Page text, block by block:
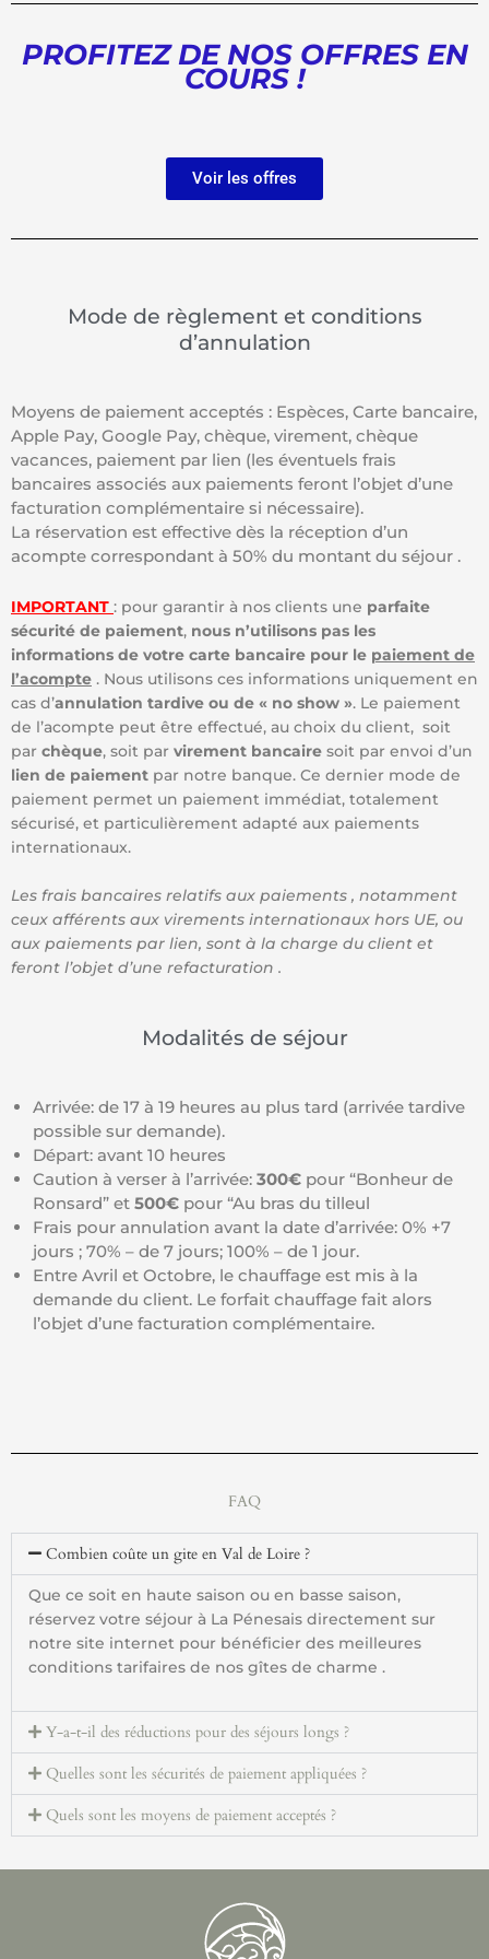
PROFITEZ DE NOS OFFRES EN
COURS !
Voir les offres
Mode de règlement et conditions
d’annulation
Moyens de paiement acceptés : Espèces, Carte bancaire,
Apple Pay, Google Pay, chèque, virement, chèque
vacances, paiement par lien (les éventuels frais
bancaires associés aux paiements feront l’objet d’une
facturation complémentaire si nécessaire).
La réservation est effective dès la réception d’un
acompte correspondant à 50% du montant du séjour .
IMPORTANT : pour garantir à nos clients une parfaite
sécurité de paiement, nous n’utilisons pas les
informations de votre carte bancaire pour le paiement de
l’acompte . Nous utilisons ces informations uniquement en
cas d’annulation tardive ou de « no show ». Le paiement
de l’acompte peut être effectué, au choix du client, soit
par chèque, soit par virement bancaire soit par envoi d’un
lien de paiement par notre banque. Ce dernier mode de
paiement permet un paiement immédiat, totalement
sécurisé, et particulièrement adapté aux paiements
internationaux.
Les frais bancaires relatifs aux paiements , notamment
ceux afférents aux virements internationaux hors UE, ou
aux paiements par lien, sont à la charge du client et
feront l’objet d’une refacturation .
Modalités de séjour
Arrivée: de 17 à 19 heures au plus tard (arrivée tardive
possible sur demande).
Départ: avant 10 heures
Caution à verser à l’arrivée: 300€ pour “Bonheur de
Ronsard” et 500€ pour “Au bras du tilleul
Frais pour annulation avant la date d’arrivée: 0% +7
jours ; 70% – de 7 jours; 100% – de 1 jour.
Entre Avril et Octobre, le chauffage est mis à la
demande du client. Le forfait chauffage fait alors
l’objet d’une facturation complémentaire.
FAQ
Combien coûte un gite en Val de Loire ?
Que ce soit en haute saison ou en basse saison,
réservez votre séjour à La Pénesais directement sur
notre site internet pour bénéficier des meilleures
conditions tarifaires de nos gîtes de charme .
Y-a-t-il des réductions pour des séjours longs ?
Quelles sont les sécurités de paiement appliquées ?
Quels sont les moyens de paiement acceptés ?